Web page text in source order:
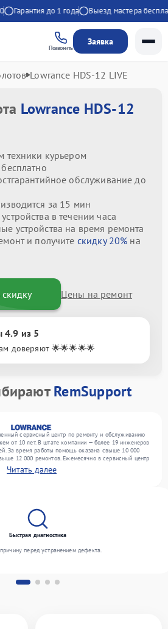
Гарантия до 1 года Выезд мастера
Позвонить
Заявка
Lowrance HDS-12 LIVE
Lowrance HDS-12
техники курьером
обслуживание до
за 15 мин
в течении часа
устройства на время ремонта
и получите скидку 20% на
Цены на ремонт
4.9 из 5
доверяют 🌟🌟🌟🌟🌟
RemSupport
сервисный центр по ремонту и обслуживанию
от 10 лет. В штате компании — более 19 инженеров
За время работы помощь оказана свыше 10 000
12 000 ремонтов. Ежемесячно в сервисный центр
включая , , . Мы выполняем ремонт различного
высокий стандарт качества благодаря
Читать далее
Быстрая диагностика
перед устранением дефекта.